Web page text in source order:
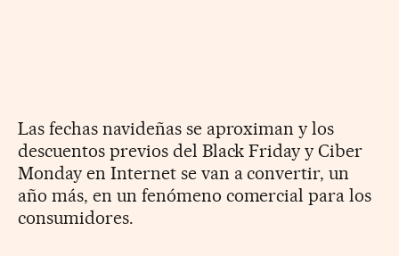
Las fechas navideñas se aproximan y los
descuentos previos del Black Friday y Ciber
Monday en Internet se van a convertir, un
año más, en un fenómeno comercial para los
consumidores.